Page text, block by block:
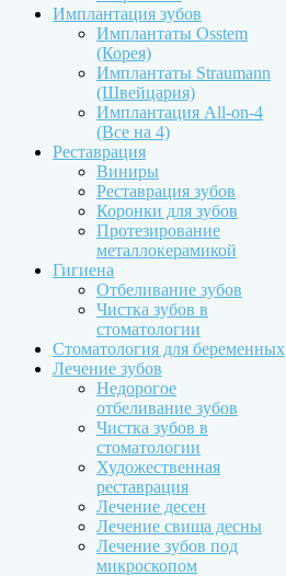
Имплантация зубов
Имплантаты Osstem
(Корея)
Имплантаты Straumann
(Швейцария)
Имплантация All-on-4
(Все на 4)
Реставрация
Виниры
Реставрация зубов
Коронки для зубов
Протезирование
металлокерамикой
Гигиена
Отбеливание зубов
Чистка зубов в
стоматологии
Стоматология для беременных
Лечение зубов
Недорогое
отбеливание зубов
Чистка зубов в
стоматологии
Художественная
реставрация
Лечение десен
Лечение свища десны
Лечение зубов под
микроскопом